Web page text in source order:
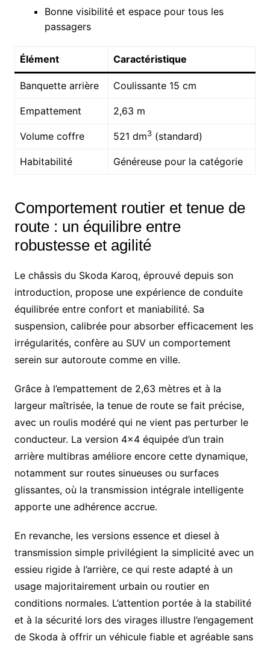
Bonne visibilité et espace pour tous les
passagers
Élément Caractéristique
Banquette arrière Coulissante 15 cm
Empattement 2,63 m
Volume coffre 521 dm3(standard)
Habitabilité Généreuse pour la catégorie
Comportement routier et tenue de
route : un équilibre entre
robustesse et agilité
Le châssis du Skoda Karoq, éprouvé depuis son
introduction, propose une expérience de conduite
équilibrée entre confort et maniabilité. Sa
suspension, calibrée pour absorber efficacement les
irrégularités, confère au SUV un comportement
serein sur autoroute comme en ville.
Grâce à l’empattement de 2,63 mètres et à la
largeur maîtrisée, la tenue de route se fait précise,
avec un roulis modéré qui ne vient pas perturber le
conducteur. La version 4×4 équipée d’un train
arrière multibras améliore encore cette dynamique,
notamment sur routes sinueuses ou surfaces
glissantes, où la transmission intégrale intelligente
apporte une adhérence accrue.
En revanche, les versions essence et diesel à
transmission simple privilégient la simplicité avec un
essieu rigide à l’arrière, ce qui reste adapté à un
usage majoritairement urbain ou routier en
conditions normales. L’attention portée à la stabilité
et à la sécurité lors des virages illustre l’engagement
de Skoda à offrir un véhicule fiable et agréable sans